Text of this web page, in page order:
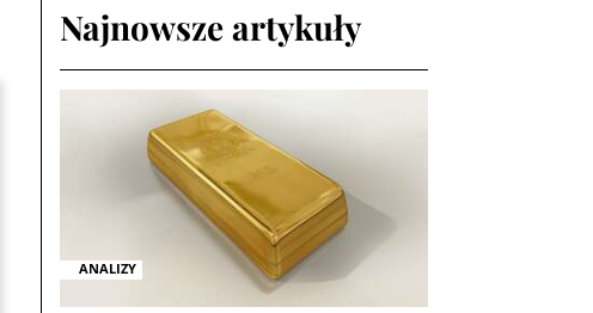
Najnowsze artykuły
ANALIZY